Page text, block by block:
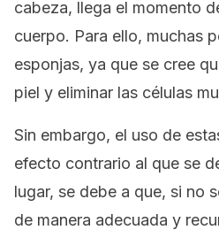
cabeza, llega el momento
cuerpo. Para ello, muchas
esponjas, ya que se cree
piel y eliminar las células
Sin embargo, el uso de
efecto contrario al que se
lugar, se debe a que, si no
de manera adecuada y